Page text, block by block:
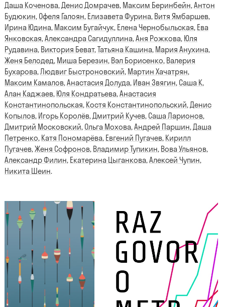
Даша Коченова,Денис Домрачев, Максим Беринбейн,Антон
Будюкин, Офеля Галоян, Елизавета Фурина, Витя Ямбаршев,
Ирина Юдина, Максим Бугайчук, Елена Чернобыльская, Ева
Янковская,Александра Сагидуллина,Аня Рожкова, Юля
Рудавина, Виктория Беват,Татьяна Кашина, Мария Анухина,
Женя Белодед, Миша Березин, Вэл Борисенко, Валерия
Бухарова,Людвиг Быстроновский, Мартин Хачатрян,
Максим Камалов,Анастасия Долуда, Иван Звягин, Саша К,
Алан Каджаев, Юля Кондратьева,Анастасия
Константинопольская, Костя Константинопольский,Денис
Копылов, Игорь Королёв,Дмитрий Кучев, Саша Ларионов,
Дмитрий Московский, Ольга Мохова,Андрей Паршин,Даша
Петренко, Катя Пономарёва, Евгений Пугачев, Кирилл
Пугачев,Женя Софронов, Владимир Тупикин, Вова Ульянов,
Александр Филин, Екатерина Цыганкова,Алексей Чупин,
Никита Шеин.